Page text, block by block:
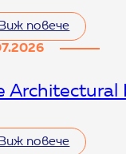
Виж повече
Architectural
Виж повече